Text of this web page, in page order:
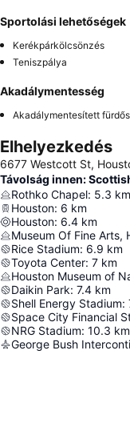
Sportolási lehetőségek
Kerékpárkölcsönzés
Teniszpálya
Akadálymentesség
Akadálymentesített
Elhelyezkedés
6677 Westcott St,
Távolság innen:
Rothko Chapel: 5.3 km
Houston: 6 km
Houston: 6.4 km
Museum Of Fine Arts,
Rice Stadium: 6.9 km
Toyota Center: 7 km
Houston Museum of
Daikin Park: 7.4 km
Shell Energy Stadium:
Space City Financial
NRG Stadium: 10.3 km
George Bush